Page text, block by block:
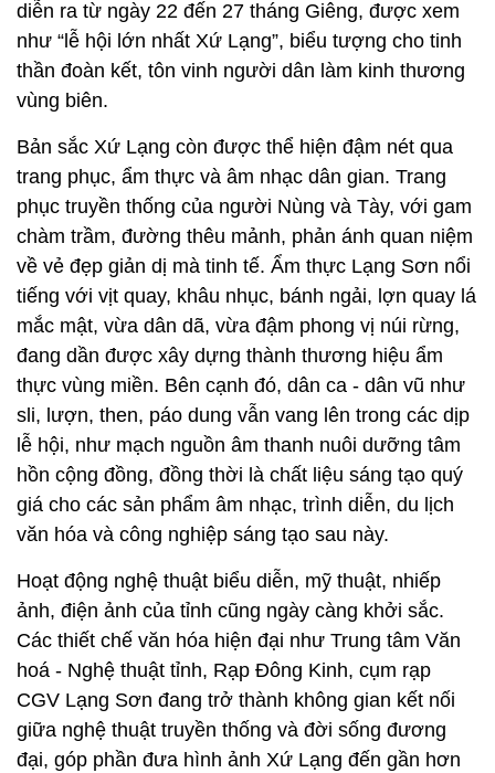
diễn ra từ ngày 22 đến 27 tháng Giêng, được xem
như “lễ hội lớn nhất Xứ Lạng”, biểu tượng cho tinh
thần đoàn kết, tôn vinh người dân làm kinh thương
vùng biên.
Bản sắc Xứ Lạng còn được thể hiện đậm nét qua
trang phục, ẩm thực và âm nhạc dân gian. Trang
phục truyền thống của người Nùng và Tày, với gam
chàm trầm, đường thêu mảnh, phản ánh quan niệm
về vẻ đẹp giản dị mà tinh tế. Ẩm thực Lạng Sơn nổi
tiếng với vịt quay, khâu nhục, bánh ngải, lợn quay lá
mắc mật, vừa dân dã, vừa đậm phong vị núi rừng,
đang dần được xây dựng thành thương hiệu ẩm
thực vùng miền. Bên cạnh đó, dân ca - dân vũ như
sli, lượn, then, páo dung vẫn vang lên trong các dịp
lễ hội, như mạch nguồn âm thanh nuôi dưỡng tâm
hồn cộng đồng, đồng thời là chất liệu sáng tạo quý
giá cho các sản phẩm âm nhạc, trình diễn, du lịch
văn hóa và công nghiệp sáng tạo sau này.
Hoạt động nghệ thuật biểu diễn, mỹ thuật, nhiếp
ảnh, điện ảnh của tỉnh cũng ngày càng khởi sắc.
Các thiết chế văn hóa hiện đại như Trung tâm Văn
hoá - Nghệ thuật tỉnh, Rạp Đông Kinh, cụm rạp
CGV Lạng Sơn đang trở thành không gian kết nối
giữa nghệ thuật truyền thống và đời sống đương
đại, góp phần đưa hình ảnh Xứ Lạng đến gần hơn